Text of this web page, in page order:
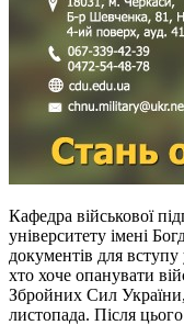
Кафедра військової
університету імені
документів для
хто хоче опанувати
Збройних Сил
листопада. Після